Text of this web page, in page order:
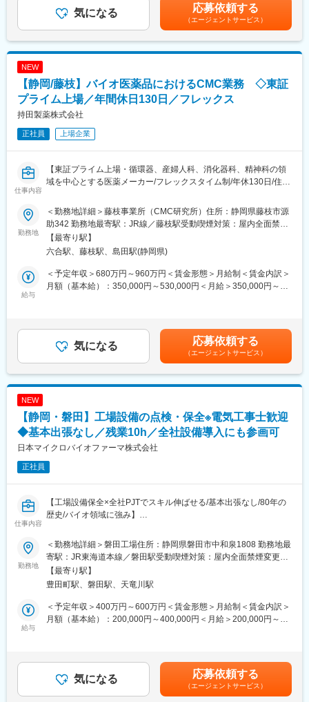
■業務詳細：
・お客様のご要望に沿った新製品（OEM・ODM）の処方設計
・医薬部外品の申請書類作成（処方、安定性、安全性）
・成分表示作成・薬機法チェック
■組織構成：
化粧品の製品開発担当は5名となります（30～40代／全員女性）
◎株式会社日本予防医学研究所は健康食品の総合企業グループ4社
＜（株）AFC-HDアムスライフサイエンス、（株）エーエフシ
ープの一員として昭和58年に設立。当社は研究開発を担い、製造
／品質保証はアムスライフサイエンス、販売はエーエフシー、健
康TV番組制作等はAFCネクストが担っております。
◎処方提案、実験機によるサンプル調整など自らの製剤技術を活
かし、OEM受託、AFC商品開発で多くの実績を持っています。安
全性、有効性の科学的根拠を追求するため、関係大学との協力体
制もございます。
り、報奨金制度あり賃金はあくまでも目安の金額であり、選考を
通じて上下する可能性があります。月給(月額)は固定手当を含めた
気になる 応募依頼する
（エージェントサービス）
NEW
【静岡/藤枝】バイオ医薬品におけるCMC業務 ◇東証
プライム上場／年間休日130日／フレックス
持田製薬株式会社
正社員 上場企業
仕事内容
【東証プライム上場・循環器、産婦人科、消化器科、精神科の領
域を中心とする医薬メーカー/フレックスタイム制/年休130日/住宅
患者に寄与・軽症から重症まで医薬品をカバーする唯一の製薬企
業】
■業務内容
・医療用医薬品の製剤化研究
・製造販売承認申請に係るCMC業務
・研究プロジェクト／研究所運営の管理に係る業務
■就業環境：
自家用車による通勤可(9割以上の方は自家用車通勤)
し、循環器、産婦人科、消化器科、精神科の領域を中心として医
薬メーカーです。医薬だけでなく、知見を活かし、皮膚科学に基
づいて、敏感肌にやさしいスキンケア製品も開発しています。研
究開発費は売上の11％を定期的に投資し、自社開発のみならず積
け、長期的にはグローバルにも存在価値を認められるスペシャリ
ティファーマを目指していきます
変更の範囲：会社の定める業務
勤務地
＜勤務地詳細＞藤枝事業所（CMC研究所）住所：静岡県藤枝市源
助342 勤務地最寄駅：JR線／藤枝駅受動喫煙対策：屋内全面禁煙
変更の範囲：会社の定める事業所（リモートワーク含む）
【最寄り駅】
六合駅、藤枝駅、島田駅(静岡県)
給与
＜予定年収＞680万円～960万円＜賃金形態＞月給制＜賃金内訳＞
月額（基本給）：350,000円～530,000円＜月給＞350,000円～
下する可能性があります。月給(月額)は固定手当を含めた表記で
す。
気になる 応募依頼する
（エージェントサービス）
NEW
【静岡・磐田】工場設備の点検・保全※電気工事士歓迎
◆基本出張なし／残業10h／全社設備導入にも参画可
日本マイクロバイオファーマ株式会社
正社員
仕事内容
【工場設備保全×全社PJTでスキル伸ばせる/基本出張なし/80年の
歴史/バイオ領域に強み】
磐田の設備課を主軸としながら、全社設備導入PJTにも関われる
ポジションです。日々の点検から不具合対応、外注工事の管理ま
で、現場に触れながら電気の専門性を磨ける環境が特徴です。
■職務内容
・設備や施設の導入とそれらの保守管理（空調、コンプレッサ・
ボイラー等の点検、修繕、予防保全）
・外注工事の見積、現場管理、社内外調整
・効率化や省エネ等の提案と実行
・設備投資稟議・決裁の事前確認
・官庁関係の届出業務
勤務地
＜勤務地詳細＞磐田工場住所：静岡県磐田市中和泉1808 勤務地最
寄駅：JR東海道本線／磐田駅受動喫煙対策：屋内全面禁煙変更の
範囲：会社の定める事業所
【最寄り駅】
豊田町駅、磐田駅、天竜川駅
給与
＜予定年収＞400万円～600万円＜賃金形態＞月給制＜賃金内訳＞
月額（基本給）：200,000円～400,000円＜月給＞200,000円～
額であり、選考を通じて上下する可能性があります。月給(月額)は
固定手当を含めた表記です。
気になる 応募依頼する
（エージェントサービス）